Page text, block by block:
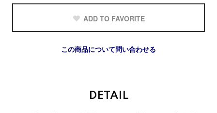
ADD TO FAVORITE
この商品について問い合わせる
DETAIL